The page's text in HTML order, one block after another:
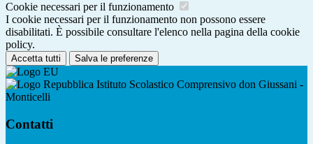
Cookie necessari per il funzionamento
I cookie necessari per il funzionamento non possono essere
disabilitati. È possibile consultare l'elenco nella pagina della cookie
policy.
Accetta tutti Salva le preferenze
Istituto Scolastico Comprensivo don Giussani -
Monticelli
Contatti